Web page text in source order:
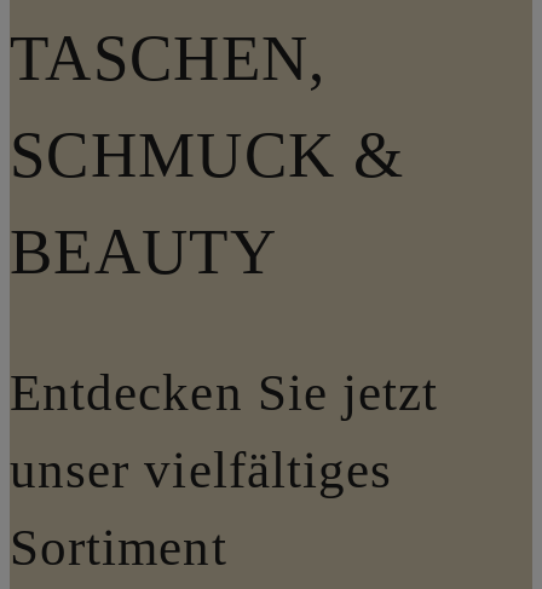
TASCHEN,
SCHMUCK &
BEAUTY
Entdecken Sie jetzt
unser vielfältiges
Sortiment